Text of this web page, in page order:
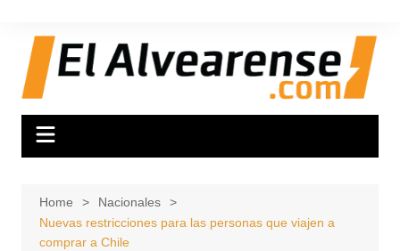
content
Home
Nacionales
Nuevas restricciones para las personas que viajen a
comprar a Chile